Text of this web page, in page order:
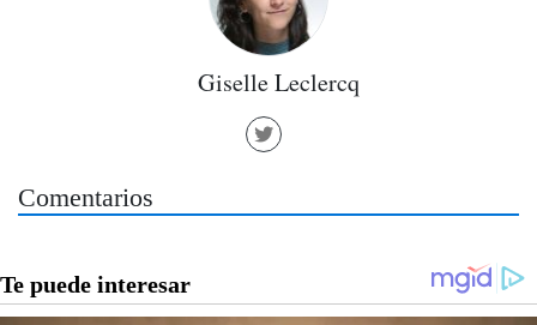
Giselle Leclercq
Comentarios